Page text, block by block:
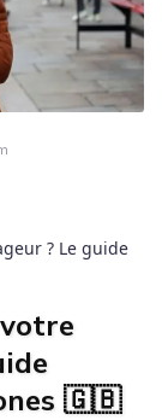
? Le guide
🇬🇧